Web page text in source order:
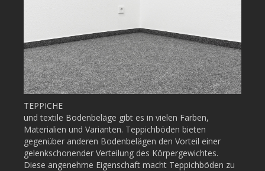
TEPPICHE
und textile Bodenbeläge gibt es in vielen Farben,
Materialien und Varianten. Teppichböden bieten
gegenüber anderen Bodenbelägen den Vorteil einer
gelenkschonender Verteilung des Körpergewichtes.
Diese angenehme Eigenschaft macht Teppichböden zu